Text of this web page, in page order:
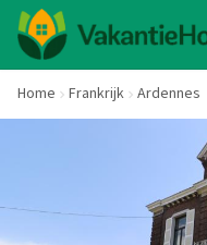
Home Frankrijk Ardennes